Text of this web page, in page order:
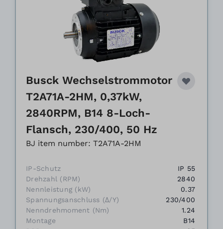
Busck Wechselstrommotor
T2A71A-2HM, 0,37kW,
2840RPM, B14 8-Loch-
Flansch, 230/400, 50 Hz
BJ item number: T2A71A-2HM
IP-Schutz
IP 55
Drehzahl (RPM)
2840
Nennleistung (kW)
0.37
Spannungsanschluss (Δ/Y)
230/400
Nenndrehmoment (Nm)
1.24
Montage
B14